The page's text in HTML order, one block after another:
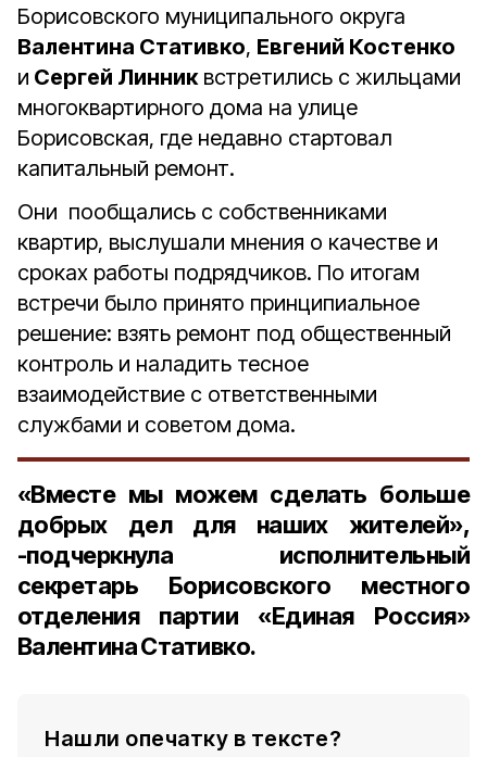
Борисовского муниципального округа
Валентина Стативко, Евгений Костенко
и Сергей Линниквстретились с жильцами
многоквартирного дома на улице
Борисовская, где недавно стартовал
капитальный ремонт.
Они пообщались с собственниками
квартир, выслушали мнения о качестве и
сроках работы подрядчиков. По итогам
встречи было принято принципиальное
решение: взять ремонт под общественный
контроль и наладить тесное
взаимодействие с ответственными
службами и советом дома.
«Вместе мы можем сделать больше
добрых дел для наших жителей»,
-подчеркнула исполнительный
секретарь Борисовского местного
отделения партии «Единая Россия»
Валентина Стативко.
Нашли опечатку в тексте?